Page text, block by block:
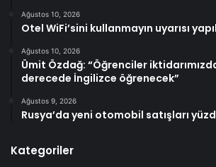
Ağustos 10, 2026
Otel WiFi’sini kullanmayın uyarısı
Ağustos 10, 2026
Ümit Özdağ: “Öğrenciler
derecede İngilizce öğrenecek”
Ağustos 9, 2026
Rusya’da yeni otomobil satışları
Kategoriler